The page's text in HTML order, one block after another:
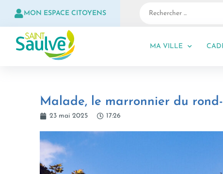
MON ESPACE CITOYENS
MA VILLE
Malade, le marronnier du
23 mai 2025 17:26